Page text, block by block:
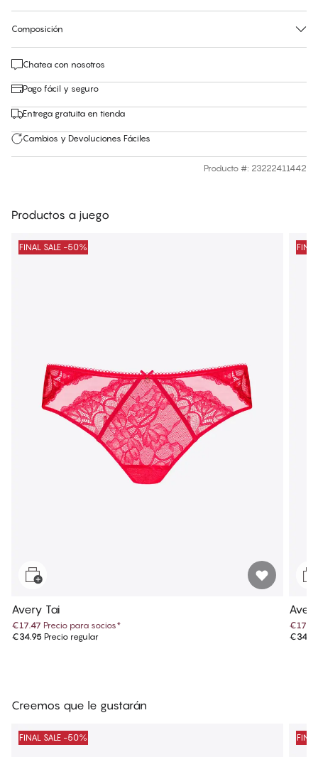
Composición
Chatea con nosotros
Pago fácil y seguro
Entrega gratuita en tienda
Cambios y Devoluciones Fáciles
Producto #: 23222411442
Productos a juego
FINAL SALE -50%
Avery Tai
€17.47 Precio para socios*
€34.95 Precio regular
€17.47
Creemos que le gustarán
FINAL SALE -50%